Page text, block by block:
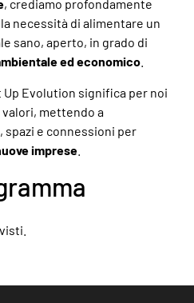
, crediamo profondamente
necessità di alimentare un
sano, aperto, in grado di
ed economico
Evolution significa per noi
mettendo a
e connessioni per
imprese